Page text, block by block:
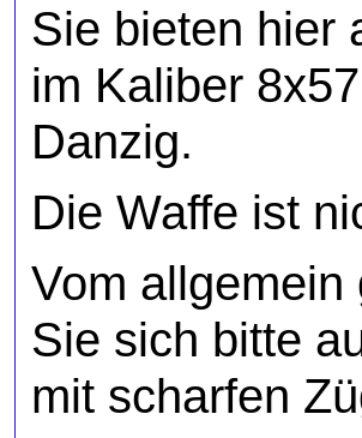
Sie bieten hier
im Kaliber
Danzig.
Die Waffe ist
Vom
Sie sich bitte
mit scharfen